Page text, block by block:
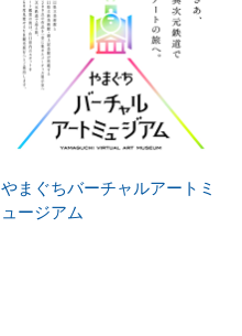
やまぐちバーチャルアートミ
ュージアム